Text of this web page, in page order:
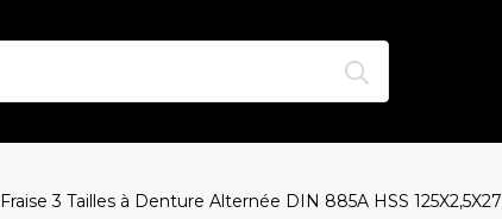
Fraise 3 Tailles à Denture Alternée DIN 885A HSS 125X2,5X27